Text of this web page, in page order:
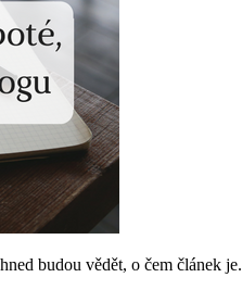
budou vědět, o čem článek je.